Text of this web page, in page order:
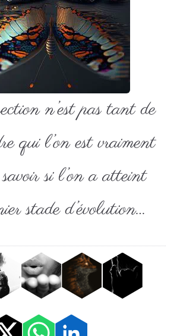
n’est pas tant de
qui l’on est vraiment
si l’on a atteint
stade d’évolution…